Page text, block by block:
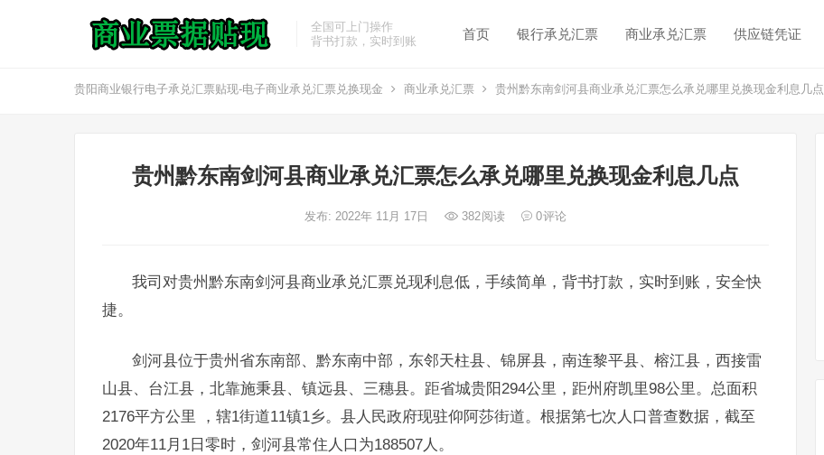
全国可上门操作
背书打款，实时到账
首页 银行承兑汇票 商业承兑汇票 供应链凭证
贵阳商业银行电子承兑汇票贴现-电子商业承兑汇票兑换现金 商业承兑汇票 贵州黔东南剑河县商业承兑汇票怎么承兑哪里兑换现金利息几点
贵州黔东南剑河县商业承兑汇票怎么承兑哪里兑换现金利息几点
发布: 2022年 11月 17日 382阅读 0评论
我司对贵州黔东南剑河县商业承兑汇票兑现利息低，手续简单，背书打款，实时到账，安全快
捷。
剑河县位于贵州省东南部、黔东南中部，东邻天柱县、锦屏县，南连黎平县、榕江县，西接雷
山县、台江县，北靠施秉县、镇远县、三穗县。距省城贵阳294公里，距州府凯里98公里。总面积
2176平方公里 ，辖1街道11镇1乡。县人民政府现驻仰阿莎街道。根据第七次人口普查数据，截至
2020年11月1日零时，剑河县常住人口为188507人。